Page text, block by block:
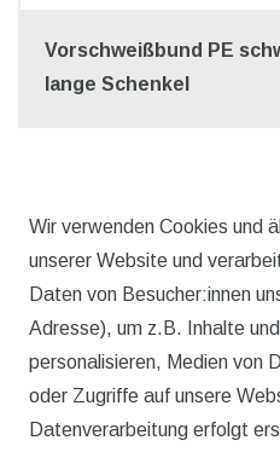
Vorschweißbund PE
lange Schenkel
* inkl. ges. MwSt. zzgl.
Wir verwenden Cookies und
unserer Website und
Daten von Besucher:innen
Adresse), um z.B. Inhalte
personalisieren, Medien von
oder Zugriffe auf unsere
Datenverarbeitung erfolgt